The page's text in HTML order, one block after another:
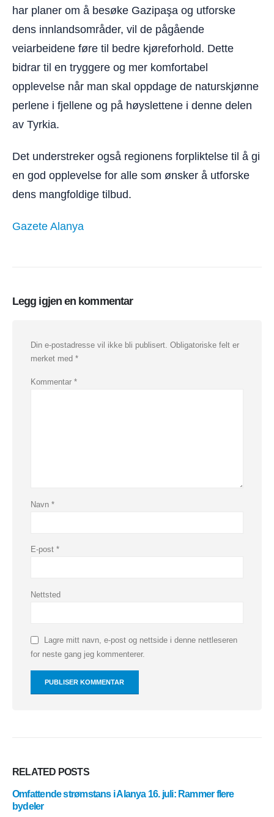
har planer om å besøke Gazipaşa og utforske
dens innlandsområder, vil de pågående
veiarbeidene føre til bedre kjøreforhold. Dette
bidrar til en tryggere og mer komfortabel
opplevelse når man skal oppdage de naturskjønne
perlene i fjellene og på høyslettene i denne delen
av Tyrkia.
Det understreker også regionens forpliktelse til å gi
en god opplevelse for alle som ønsker å utforske
dens mangfoldige tilbud.
Gazete Alanya
Legg igjen en kommentar
Din e-postadresse vil ikke bli publisert. Obligatoriske felt er
merket med *
Kommentar *
Navn *
E-post *
Nettsted
Lagre mitt navn, e-post og nettside i denne nettleseren
for neste gang jeg kommenterer.
RELATED POSTS
Omfattende strømstans i Alanya 16. juli: Rammer flere
bydeler